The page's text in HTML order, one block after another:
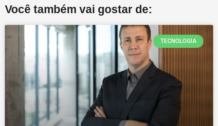
Você também vai gostar de:
TECNOLOGIA